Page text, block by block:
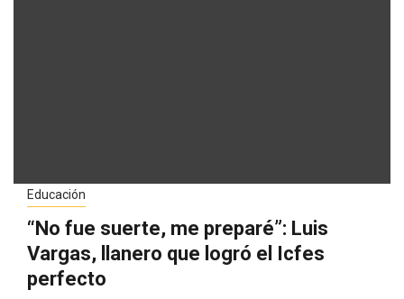
Educación
“No fue suerte, me preparé”: Luis
Vargas, llanero que logró el Icfes
perfecto